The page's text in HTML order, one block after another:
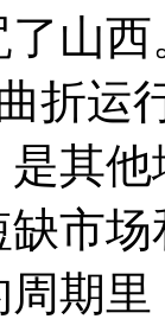
山西
折运
其
市
期